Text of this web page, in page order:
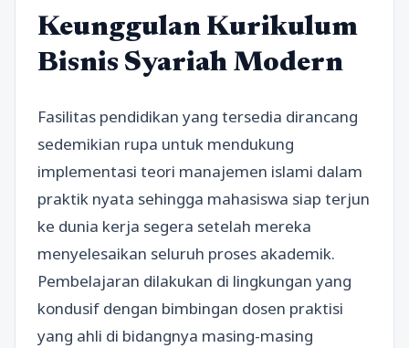
Keunggulan Kurikulum
Bisnis Syariah Modern
Fasilitas pendidikan yang tersedia dirancang
sedemikian rupa untuk mendukung
implementasi teori manajemen islami dalam
praktik nyata sehingga mahasiswa siap terjun
ke dunia kerja segera setelah mereka
menyelesaikan seluruh proses akademik.
Pembelajaran dilakukan di lingkungan yang
kondusif dengan bimbingan dosen praktisi
yang ahli di bidangnya masing-masing